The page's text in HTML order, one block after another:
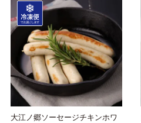
大江ノ郷ソーセージチキンホワ